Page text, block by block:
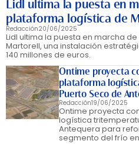
Lidl ultima la puesta en
plataforma logística de
Redacción20/06/2025
Lidl ultima la puesta en marcha
Martorell, una instalación
140 millones de euros.
Ontime proyecta
plataforma
Puerto Seco de
Redacción19/06/2025
Ontime proyecta
logística
Antequera para
segmento del frío